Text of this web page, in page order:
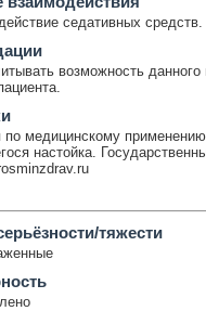
седативных средств.
возможность данного
по медицинскому
настойка.
тяжести